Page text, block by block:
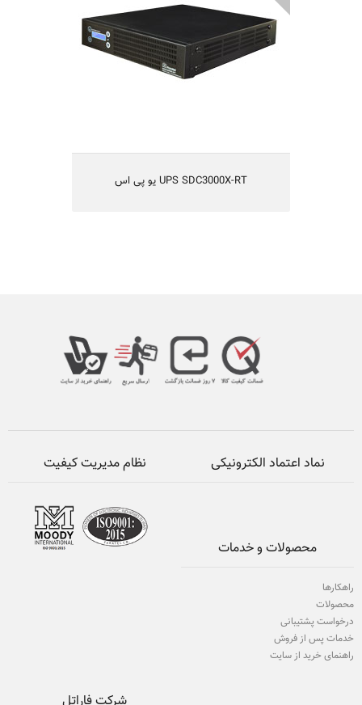
UPS SDC3000X-RT یو پی اس
تکنولوژی IGBT و یا طراحی بدون ترانس
قابلیت کارکردن با ژنراتور
راندمان بالا
یکسال گارانتی و 5 سال تامین قطعات
مناسب شبکه های کامپیوتری متوسط و بزرگ،
نظام مدیریت کیفیت نماد اعتماد الکترونیکی
محصولات و خدمات
راهکارها
محصولات
درخواست پشتیبانی
خدمات پس از فروش
راهنمای خرید از سایت